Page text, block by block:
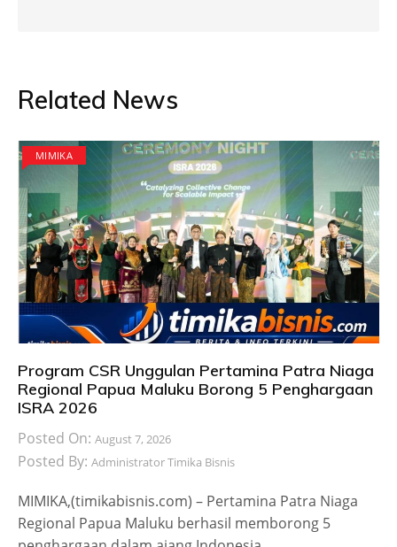
Related News
MIMIKA
Program CSR Unggulan Pertamina Patra Niaga
Regional Papua Maluku Borong 5 Penghargaan
ISRA 2026
Posted On: August 7, 2026
Posted By: Administrator Timika Bisnis
MIMIKA,(timikabisnis.com) – Pertamina Patra Niaga
Regional Papua Maluku berhasil memborong 5